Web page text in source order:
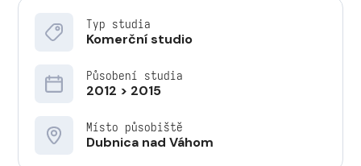
Typ studia
Komerční studio
Působení studia
2012 > 2015
Místo působiště
Dubnica nad Váhom